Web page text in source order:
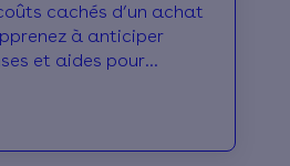
cachés d’un achat
à anticiper
et aides pour